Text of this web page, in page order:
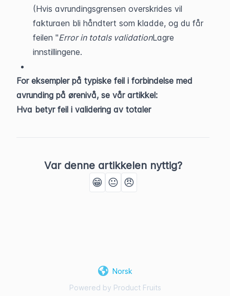
(Hvis avrundingsgrensen overskrides vil
fakturaen bli håndtert som kladde, og du får
feilen "Error in totals validationLagre
innstillingene.
For eksempler på typiske feil i forbindelse med
avrunding på ørenivå, se vår artikkel:
Hva betyr feil i validering av totaler
Var denne artikkelen nyttig?
😁 😐 😠
Norsk
Powered by Product Fruits